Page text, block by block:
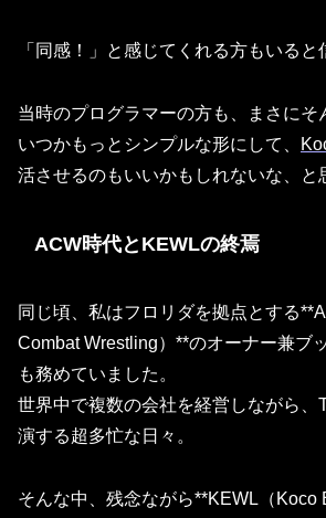
「同感！」と感じてくれる方もいると
当時のプログラマーの方も、まさにそ
いつかもっとシンプルな形にして、
活させるのもいいかもしれないな、と
ACW時代とKEWLの終焉
同じ頃、私はフロリダを拠点とする
Combat Wrestling）**のオーナー兼ブ
も務めていました。
世界中で複数の会社を経営しながら、
演する超多忙な日々。
そんな中、残念ながら**KEWL（Koco